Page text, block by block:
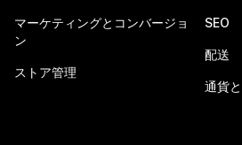
マーケティングとコンバージョ
ン
ストア管理
SEO
配送
通貨